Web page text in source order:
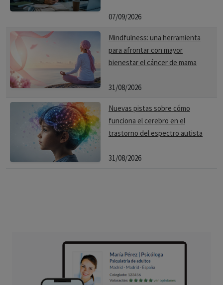
07/09/2026
Mindfulness: una herramienta
para afrontar con mayor
bienestar el cáncer de mama
31/08/2026
Nuevas pistas sobre cómo
funciona el cerebro en el
trastorno del espectro autista
31/08/2026